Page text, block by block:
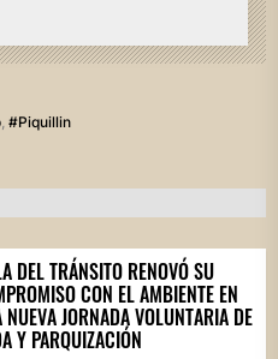
, #piquillin
DEL TRÁNSITO RENOVÓ SU
CON EL AMBIENTE EN
NUEVA JORNADA VOLUNTARIA DE
Y PARQUIZACIÓN